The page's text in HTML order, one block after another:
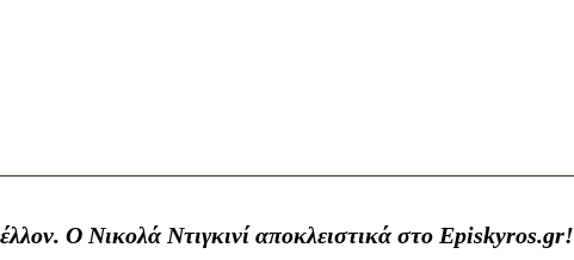
Ο Νικολά Ντιγκινί αποκλειστικά στο Episkyros.gr!